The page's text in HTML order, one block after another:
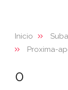
Inicio
Proxima-
0